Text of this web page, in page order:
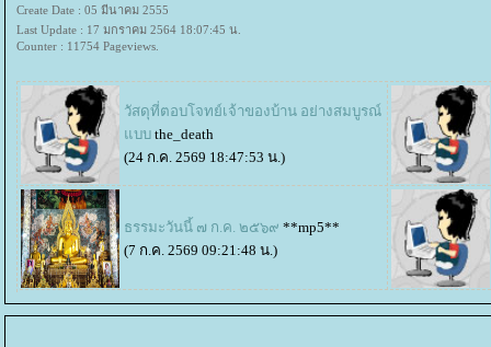
Create Date : 05 มีนาคม 2555
Last Update : 17 มกราคม 2564 18:07:45 น.
Counter : 11754 Pageviews.
วัสดุที่ตอบโจทย์เจ้าของบ้าน อย่างสมบูรณ์
บบ the_death
(24 ก.ค. 2569 18:47:53 น.)
ธรรมะวันนี้ ๗ ก.ค. ๒๕๖๙ **mp5**
(7 ก.ค. 2569 09:21:48 น.)